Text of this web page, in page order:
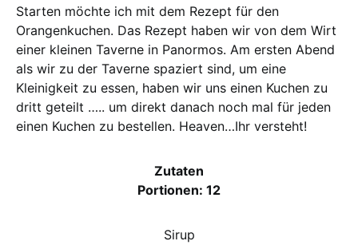
Starten möchte ich mit dem Rezept für den
Orangenkuchen. Das Rezept haben wir von dem Wirt
einer kleinen Taverne in Panormos. Am ersten Abend
als wir zu der Taverne spaziert sind, um eine
Kleinigkeit zu essen, haben wir uns einen Kuchen zu
dritt geteilt ….. um direkt danach noch mal für jeden
einen Kuchen zu bestellen. Heaven…Ihr versteht!
Zutaten
Portionen: 12
Sirup